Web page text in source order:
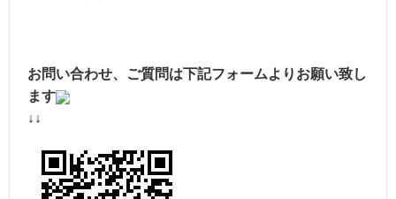
お問い合わせ、ご質問は下記フォームよりお願い致し
ます
↓↓